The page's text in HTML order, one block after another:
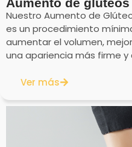
Nuestro Aumento de
es un procedimiento
aumentar el volumen,
una apariencia más firme y
Ver más